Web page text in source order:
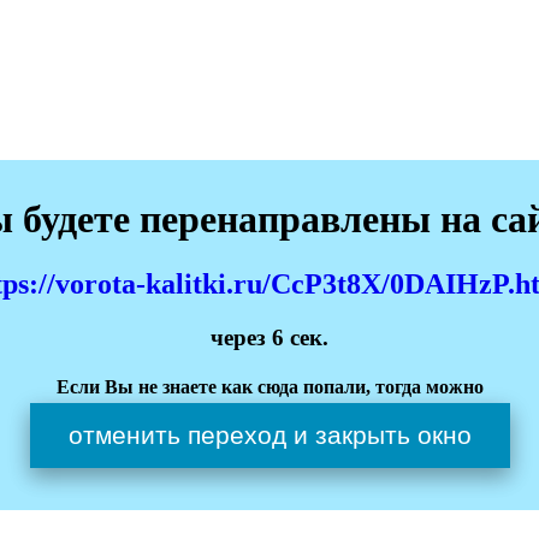
перенаправлены на
vorota-kalitki.ru/CcP3t8X/
через 6 сек.
Если Вы не знаете как сюда попали, тогда можно
отменить переход и закрыть окно